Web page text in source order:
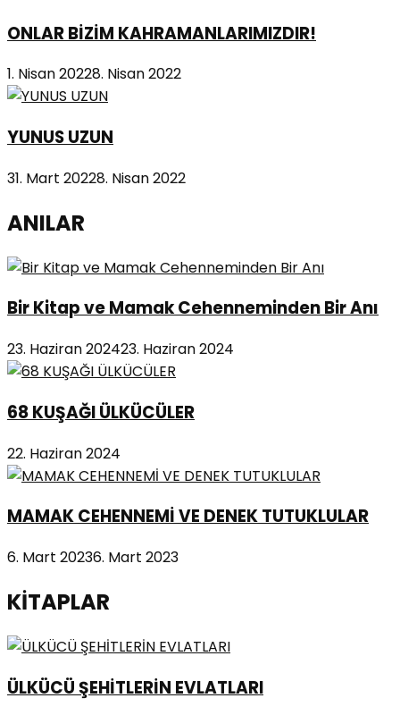
ONLAR BİZİM KAHRAMANLARIMIZDIR!
1. Nisan 20228. Nisan 2022
YUNUS UZUN
31. Mart 20228. Nisan 2022
ANILAR
Bir Kitap ve Mamak Cehenneminden Bir Anı
23. Haziran 202423. Haziran 2024
68 KUŞAĞI ÜLKÜCÜLER
22. Haziran 2024
MAMAK CEHENNEMİ VE DENEK TUTUKLULAR
6. Mart 20236. Mart 2023
KİTAPLAR
ÜLKÜCÜ ŞEHİTLERİN EVLATLARI